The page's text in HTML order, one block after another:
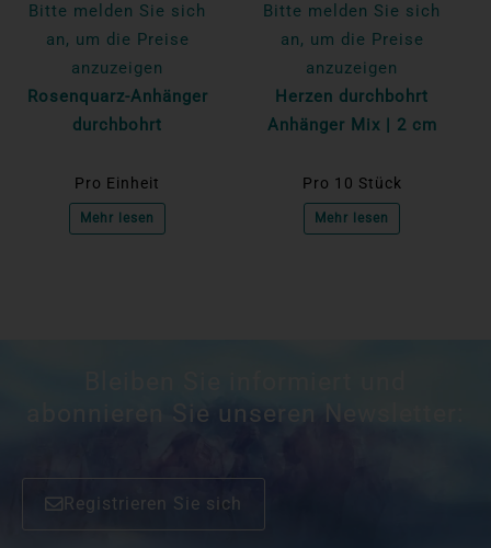
Bitte melden Sie sich
an, um die Preise
anzuzeigen
Rosenquarz-Anhänger
durchbohrt
Pro Einheit
Mehr lesen
Bitte melden Sie sich
an, um die Preise
anzuzeigen
Herzen durchbohrt
Anhänger Mix | 2 cm
Pro 10 Stück
Mehr lesen
abonnieren Sie unseren Newsletter:
Registrieren Sie sich